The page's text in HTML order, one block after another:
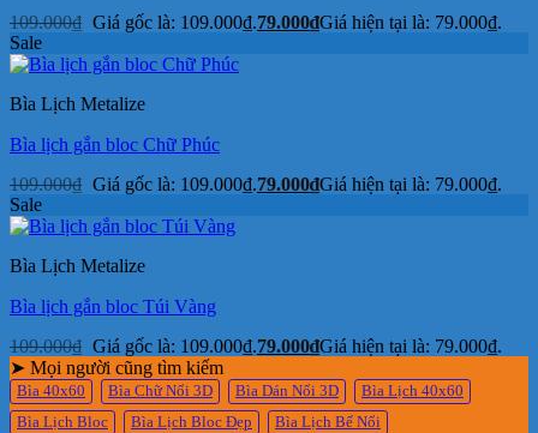
109.000₫ Giá gốc là: 109.000₫.79.000₫Giá hiện tại là: 79.000₫.
Sale
Bìa Lịch Metalize
Bìa lịch gắn bloc Chữ Phúc
109.000₫ Giá gốc là: 109.000₫.79.000₫Giá hiện tại là: 79.000₫.
Sale
Bìa Lịch Metalize
Bìa lịch gắn bloc Túi Vàng
109.000₫ Giá gốc là: 109.000₫.79.000₫Giá hiện tại là: 79.000₫.
➤ Mọi người cũng tìm kiếm
Bìa 40x60 Bìa Chữ Nổi 3D Bìa Dán Nổi 3D
Bìa Lịch 40x60
Bìa Lịch Bloc
Bìa Lịch Bloc Đẹp
Bìa Lịch Bế Nổi